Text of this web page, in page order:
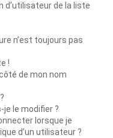
d’utilisateur de la liste
n’est toujours pas
!
de mon nom
le modifier ?
lorsque je
d’un utilisateur ?